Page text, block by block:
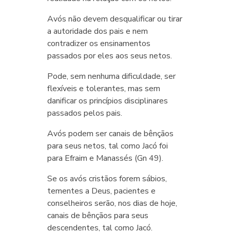
Avós não devem desqualificar ou tirar
a autoridade dos pais e nem
contradizer os ensinamentos
passados por eles aos seus netos.
Pode, sem nenhuma dificuldade, ser
flexíveis e tolerantes, mas sem
danificar os princípios disciplinares
passados pelos pais.
Avós podem ser canais de bênçãos
para seus netos, tal como Jacó foi
para Efraim e Manassés (Gn 49).
Se os avós cristãos forem sábios,
tementes a Deus, pacientes e
conselheiros serão, nos dias de hoje,
canais de bênçãos para seus
descendentes, tal como Jacó.